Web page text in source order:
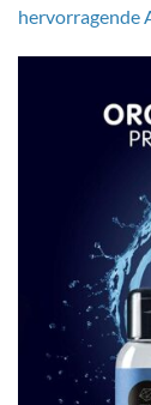
hervorragende